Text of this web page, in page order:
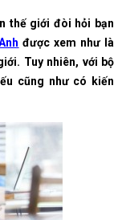
thế giới đòi hỏi bạn
được xem như là
Tuy nhiên, với bộ
cũng như có kiến